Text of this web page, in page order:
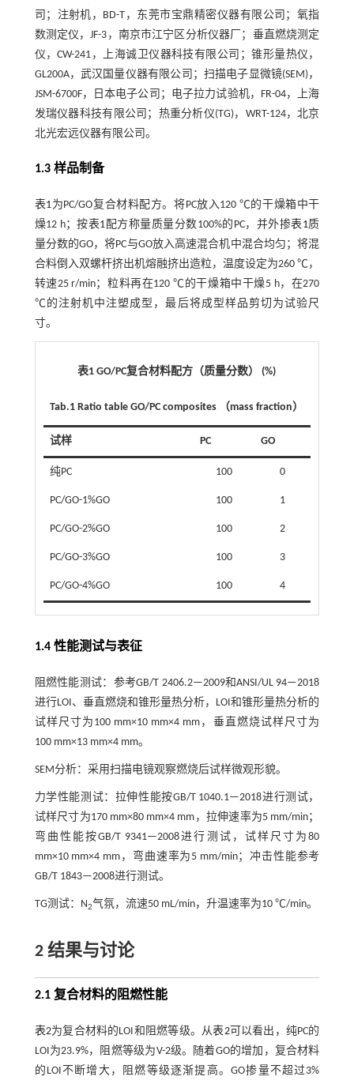
司；注射机，BD-T，东莞市宝鼎精密仪器有限公司；氧指
数测定仪，JF-3，南京市江宁区分析仪器厂；垂直燃烧测定
仪，CW-241，上海诚卫仪器科技有限公司；锥形量热仪，
GL200A，武汉国量仪器有限公司；扫描电子显微镜(SEM)，
JSM-6700F，日本电子公司；电子拉力试验机，FR-04，上海
发瑞仪器科技有限公司；热重分析仪(TG)，WRT-124，北京
北光宏远仪器有限公司。
1.3 样品制备
表1为PC/GO复合材料配方。将PC放入120 ℃的干燥箱中干
燥12 h；按表1 配方称量质量分数100%的PC，并外掺表1质
量分数的GO，将PC与GO放入高速混合机中混合均匀；将混
合料倒入双螺杆挤出机熔融挤出造粒，温度设定为260 ℃，
转速25 r/min；粒料再在120 ℃的干燥箱中干燥5 h，在270
℃的注射机中注塑成型，最后将成型样品剪切为试验尺
寸。
表1 GO/PC复合材料配方（质量分数） (%)
Tab.1 Ratio table GO/PC composites （mass fraction）
试样 PC GO
纯PC 100 0
PC/GO-1%GO 100 1
PC/GO-2%GO 100 2
PC/GO-3%GO 100 3
PC/GO-4%GO 100 4
1.4 性能测试与表征
阻燃性能测试：参考GB/T 2406.2—2009和ANSI/UL 94—2018
进行LOI、垂直燃烧和锥形量热分析，LOI和锥形量热分析的
试样尺寸为100 mm×10 mm×4 mm，垂直燃烧试样尺寸为
100 mm×13 mm×4 mm。
SEM分析：采用扫描电镜观察燃烧后试样微观形貌。
力学性能测试：拉伸性能按GB/T 1040.1—2018进行测试，
试样尺寸为170 mm×80 mm×4 mm，拉伸速率为5 mm/min；
弯曲性能按GB/T 9341—2008进行测试，试样尺寸为80
mm×10 mm×4 mm，弯曲速率为5 mm/min；冲击性能参考
GB/T 1843—2008进行测试。
TG测试：N2气氛，流速50 mL/min，升温速率为10 ℃/min。
2 结果与讨论
2.1 复合材料的阻燃性能
表2为复合材料的LOI和阻燃等级。从表2可以看出，纯PC的
LOI为23.9%，阻燃等级为V-2级。随着GO的增加，复合材料
的LOI不断增大，阻燃等级逐渐提高。GO掺量不超过3%